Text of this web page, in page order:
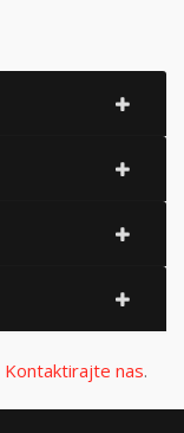
Kontaktirajte nas.